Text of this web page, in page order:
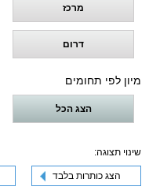
מרכז
דרום
מיון לפי תחומים
הצג הכל
שינוי תצוגה:
הצג כותרות בלבד